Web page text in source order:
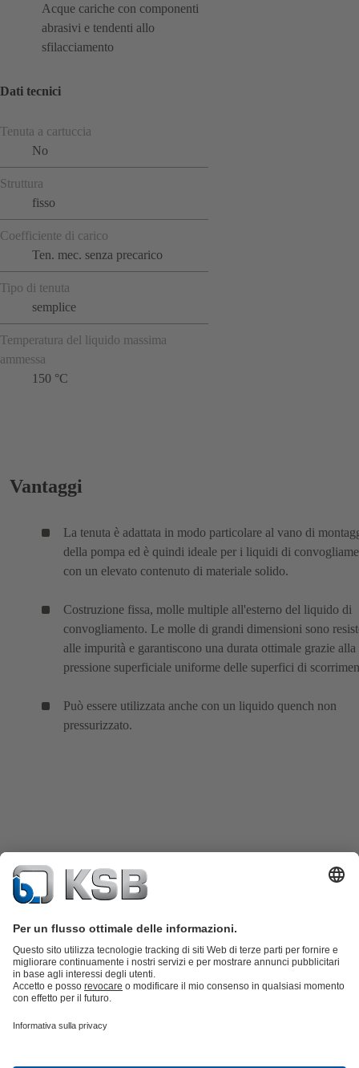
Acque cariche con componenti
abrasivi e tendenti allo
sfilacciamento
Dati tecnici
Tenuta a cartuccia
No
Struttura
fisso
Coefficiente di carico
Ten. mec. senza precarico
Tipo di tenuta
semplice
Temperatura del liquido massima
ammessa
150 °C
Vantaggi
La tenuta è adattata in modo particolare al vano di
della pompa ed è quindi ideale per i liquidi di
con un elevato contenuto di materiale solido.
Costruzione fissa, molle multiple all'esterno del liquido di
convogliamento. Le molle di grandi dimensioni sono
alle impurità e garantiscono una durata ottimale grazie alla
pressione superficiale uniforme delle superfici di
Può essere utilizzata anche con un liquido quench non
pressurizzato.
Catalogo prodottiKSB SupremeServ: parti di ricambio